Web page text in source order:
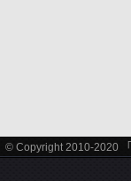
© Copyright 2010-2020 「